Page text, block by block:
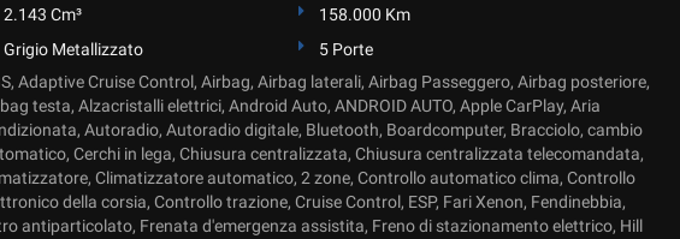
2.143 Cm³
158.000 Km
Grigio Metallizzato
5 Porte
Adaptive Cruise Control, Airbag, Airbag laterali, Airbag Passeggero, Airbag posteriore,
testa, Alzacristalli elettrici, Android Auto, ANDROID AUTO, Apple CarPlay, Aria
Autoradio, Autoradio digitale, Bluetooth, Boardcomputer, Bracciolo, cambio
Cerchi in lega, Chiusura centralizzata, Chiusura centralizzata telecomandata,
Climatizzatore automatico, 2 zone, Controllo automatico clima, Controllo
della corsia, Controllo trazione, Cruise Control, ESP, Fari Xenon, Fendinebbia,
antiparticolato, Frenata d'emergenza assistita, Freno di stazionamento elettrico, Hill